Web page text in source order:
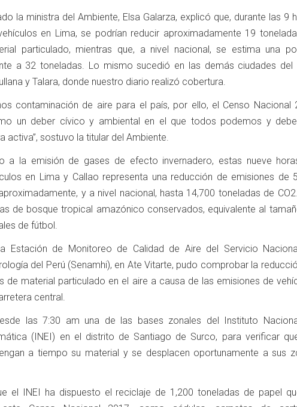
la ministra del Ambiente, Elsa Galarza, explicó que, durante las 9
en Lima, se podrían reducir aproximadamente 19
particulado, mientras que, a nivel nacional, se estima una
a 32 toneladas. Lo mismo sucedió en las demás ciudades del
y Talara, donde nuestro diario realizó cobertura.
contaminación de aire para el país, por ello, el Censo Nacional
un deber cívico y ambiental en el que todos podemos y
activa”, sostuvo la titular del Ambiente.
a la emisión de gases de efecto invernadero, estas nueve
en Lima y Callao representa una reducción de emisiones de
y a nivel nacional, hasta 14,700 toneladas de
de bosque tropical amazónico conservados, equivalente al
de fútbol.
Estación de Monitoreo de Calidad de Aire del Servicio
del Perú (Senamhi), en Ate Vitarte, pudo comprobar la
de material particulado en el aire a causa de las emisiones de
central.
las 7:30 am una de las bases zonales del Instituto
(INEI) en el distrito de Santiago de Surco, para verificar
a tiempo su material y se desplacen oportunamente a sus
el INEI ha dispuesto el reciclaje de 1,200 toneladas de papel